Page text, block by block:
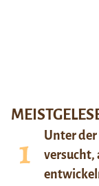
Unter der
versucht,